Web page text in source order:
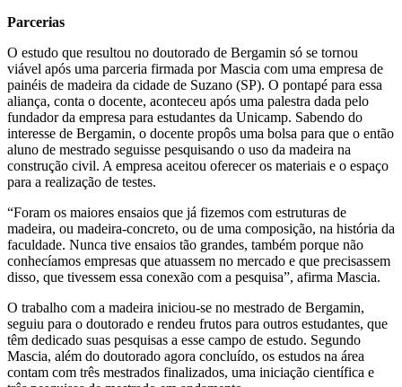
Parcerias
O estudo que resultou no doutorado de Bergamin só se tornou
viável após uma parceria firmada por Mascia com uma empresa de
painéis de madeira da cidade de Suzano (SP). O pontapé para essa
aliança, conta o docente, aconteceu após uma palestra dada pelo
fundador da empresa para estudantes da Unicamp. Sabendo do
interesse de Bergamin, o docente propôs uma bolsa para que o então
aluno de mestrado seguisse pesquisando o uso da madeira na
construção civil. A empresa aceitou oferecer os materiais e o espaço
para a realização de testes.
“Foram os maiores ensaios que já fizemos com estruturas de
madeira, ou madeira-concreto, ou de uma composição, na história da
faculdade. Nunca tive ensaios tão grandes, também porque não
conhecíamos empresas que atuassem no mercado e que precisassem
disso, que tivessem essa conexão com a pesquisa”, afirma Mascia.
O trabalho com a madeira iniciou-se no mestrado de Bergamin,
seguiu para o doutorado e rendeu frutos para outros estudantes, que
têm dedicado suas pesquisas a esse campo de estudo. Segundo
Mascia, além do doutorado agora concluído, os estudos na área
contam com três mestrados finalizados, uma iniciação científica e